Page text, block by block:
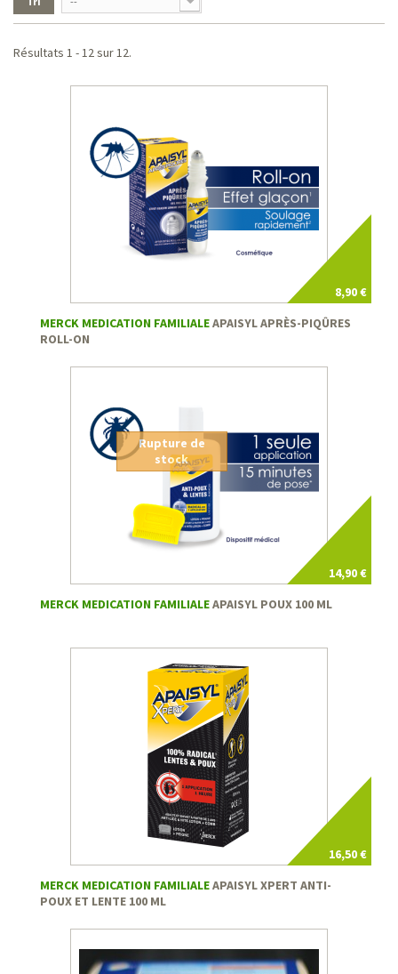
Résultats 1 - 12 sur 12.
8,90 €
MERCK MEDICATION FAMILIALEAPAISYL APRÈS-PIQÛRES
ROLL-ON
14,90 €
Rupture de
stock
MERCK MEDICATION FAMILIALEAPAISYL POUX 100 ML
16,50 €
MERCK MEDICATION FAMILIALEAPAISYL XPERT ANTI-
POUX ET LENTE 100 ML